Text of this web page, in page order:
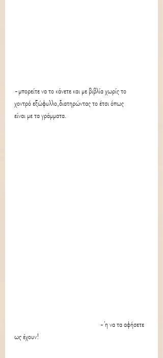
-μπορείτε να το κάνετε και με βιβλία χωρίς το
χοντρό εξώφυλλο,διατηρώντας το έτσι όπως
είναι με τα γράμματα.
ως έχουν!